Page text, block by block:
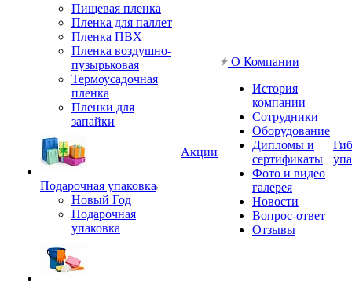
Пищевая пленка
Пленка для паллет
Пленка ПВХ
Пленка воздушно-
пузырьковая
Термоусадочная
пленка
Пленки для
запайки
Подарочная упаковка
Новый Год
Подарочная
упаковка
Акции
О Компании
История
компании
Сотрудники
Оборудование
Дипломы и
сертификаты
Фото и видео
галерея
Новости
Вопрос-ответ
Отзывы